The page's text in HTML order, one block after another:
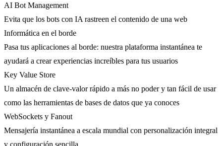
AI Bot Management
Evita que los bots con IA rastreen el contenido de una web
Informática en el borde
Pasa tus aplicaciones al borde: nuestra plataforma instantánea te
ayudará a crear experiencias increíbles para tus usuarios
Key Value Store
Un almacén de clave-valor rápido a más no poder y tan fácil de usar
como las herramientas de bases de datos que ya conoces
WebSockets y Fanout
Mensajería instantánea a escala mundial con personalización integral
y configuración sencilla